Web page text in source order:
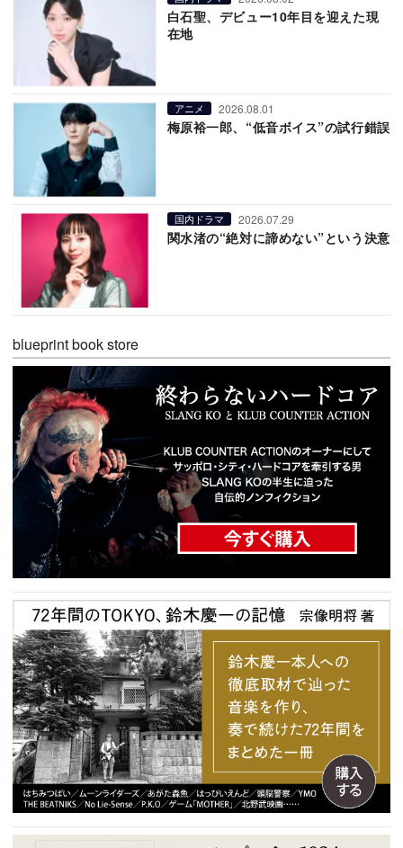
白石聖、デビュー10年目を迎えた現
在地
アニメ 2026.08.01
梅原裕一郎、“低音ボイス”の試行錯誤
国内ドラマ 2026.07.29
関水渚の“絶対に諦めない”という決意
blueprint book store